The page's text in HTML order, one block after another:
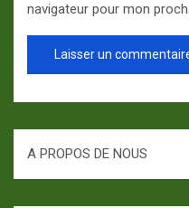
navigateur pour mon
A PROPOS DE NOUS